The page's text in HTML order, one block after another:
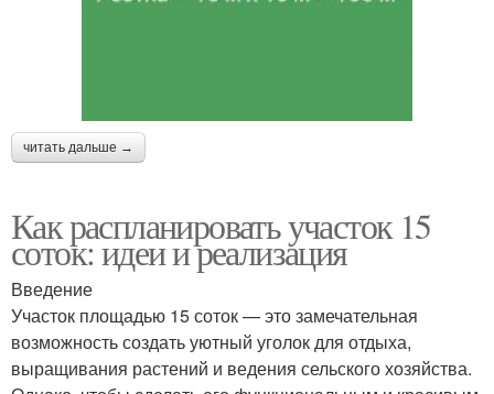
читать дальше →
Как распланировать участок 15
соток: идеи и реализация
Введение
Участок площадью 15 соток — это замечательная
возможность создать уютный уголок для отдыха,
выращивания растений и ведения сельского хозяйства.